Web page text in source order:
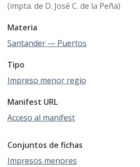
(impta. de D. José C. de la Peña)
Materia
Santander — Puertos
Tipo
Impreso menor regio
Manifest URL
Acceso al manifest
Conjuntos de fichas
Impresos menores